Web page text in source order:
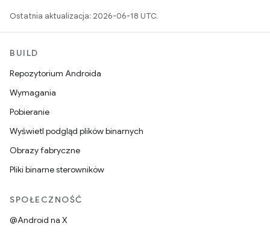
Ostatnia aktualizacja: 2026-06-18 UTC.
BUILD
Repozytorium Androida
Wymagania
Pobieranie
Wyświetl podgląd plików binarnych
Obrazy fabryczne
Pliki binarne sterowników
SPOŁECZNOŚĆ
@Android na X